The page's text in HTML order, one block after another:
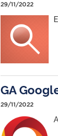
29/11/2022
GA
29/11/2022